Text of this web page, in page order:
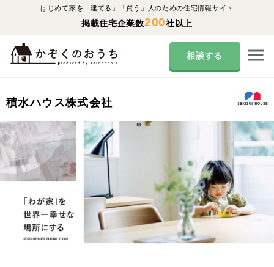
はじめて家を「建てる」「買う」人のための住宅情報サイト
掲載住宅企業数200社以上
相談する
積水ハウス株式会社